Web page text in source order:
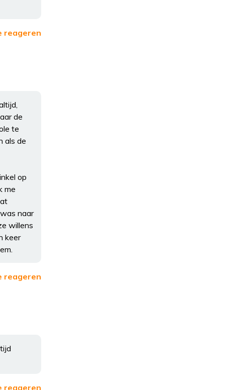
reageren
de
te
als de
op
me
naar
willens
keer
reageren
reageren